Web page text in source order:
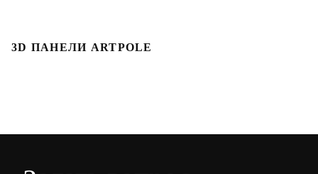
3D ПАНЕЛИ ARTPOLE